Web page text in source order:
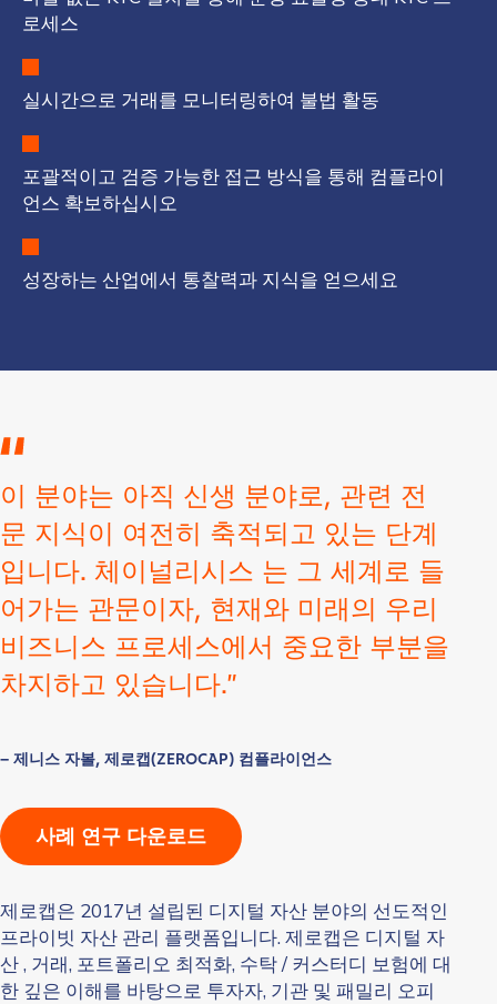
로세스
실시간으로 거래를 모니터링하여 불법 활동
포괄적이고 검증 가능한 접근 방식을 통해 컴플라이
언스 확보하십시오
성장하는 산업에서 통찰력과 지식을 얻으세요
이 분야는 아직 신생 분야로, 관련 전
문 지식이 여전히 축적되고 있는 단계
입니다. 체이널리시스 는 그 세계로 들
어가는 관문이자, 현재와 미래의 우리
비즈니스 프로세스에서 중요한 부분을
차지하고 있습니다.”
– 제니스 자볼, 제로캡(ZEROCAP) 컴플라이언스
사례 연구 다운로드
제로캡은 2017년 설립된 디지털 자산 분야의 선도적인
프라이빗 자산 관리 플랫폼입니다. 제로캡은 디지털 자
산 , 거래, 포트폴리오 최적화, 수탁 / 커스터디 보험에 대
한 깊은 이해를 바탕으로 투자자, 기관 및 패밀리 오피